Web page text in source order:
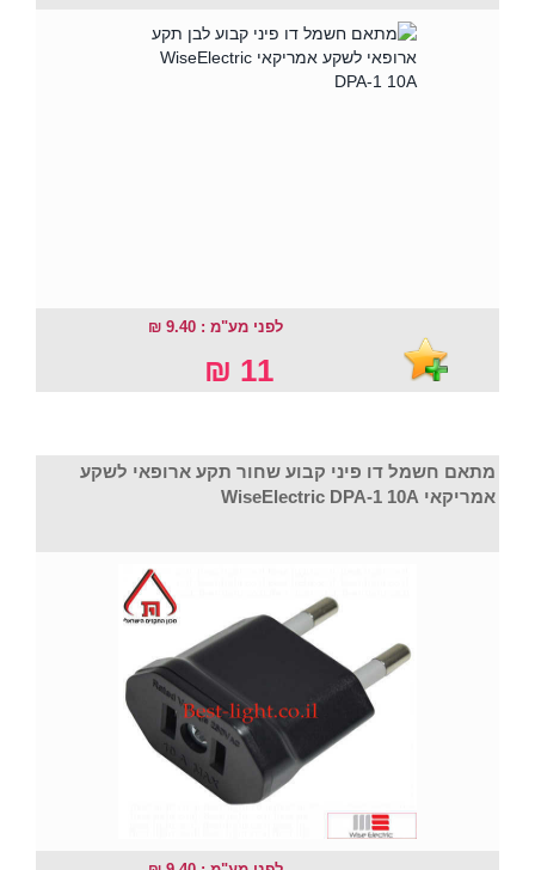
לפני מע"מ : 9.40 ₪
11 ₪
מתאם חשמל דו פיני קבוע שחור תקע ארופאי לשקע
אמריקאי WiseElectric DPA-1 10A